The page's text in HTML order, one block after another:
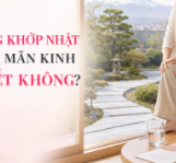
1.570.000 đ